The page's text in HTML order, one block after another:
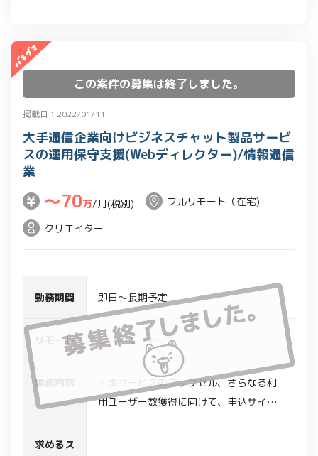
この案件の募集は終了しました。
掲載日：2022/01/11
大手通信企業向けビジネスチャット製品サービ
スの運用保守支援(Webディレクター)/情報通信
業
〜70万/月(税別)
フルリモート（在宅)
クリエイター
勤務期間 即日～長期予定
リモート フルリモート
業務内容
・本サービスのアップセル、さらなる利
用ユーザー数獲得に向けて、申込サイト
求めるス
-